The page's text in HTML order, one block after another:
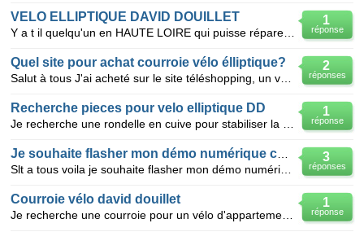
1
réponse
VELO ELLIPTIQUE DAVID DOUILLET
2
réponses
Quel site pour achat courroie vélo élliptique?
1
réponse
Recherche pieces pour velo elliptique DD
3
réponses
1
réponse
Courroie vélo david douillet